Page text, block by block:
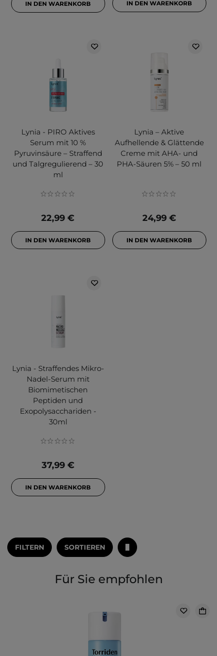
IN DEN WARENKORB IN DEN WARENKORB
Lynia - PIRO Aktives
Serum mit 10 %
Pyruvinsäure – Straffend
und Talgregulierend – 30
ml
22,99 €
IN DEN WARENKORB
Lynia – Aktive
Aufhellende & Glättende
Creme mit AHA- und
PHA-Säuren 5% – 50 ml
24,99 €
IN DEN WARENKORB
Lynia - Straffendes Mikro-
Nadel-Serum mit
Biomimetischen
Peptiden und
Exopolysacchariden -
30ml
37,99 €
IN DEN WARENKORB
FILTERN SORTIEREN
Für Sie empfohlen